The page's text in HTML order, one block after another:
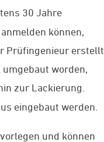
30 Jahre
können,
Prüfingenieur erstellt.
worden,
zur Lackierung.
eingebaut werden.
und können